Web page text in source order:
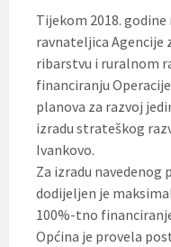
Tijekom 2018.
ravnateljica Agencije
ribarstvu i ruralnom
financiranju
planova za razvoj
izradu strateškog
Ivankovo.
Za izradu navedenog
dodijeljen je
100%-tno
Općina je provela